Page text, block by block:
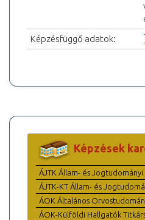
Képzésfüggő adatok:
Képzések
ÁJTK Állam- és Jogtudományi
ÁJTK-KT Állam- és
ÁOK Általános
ÁOK-Külföldi Hallgatók